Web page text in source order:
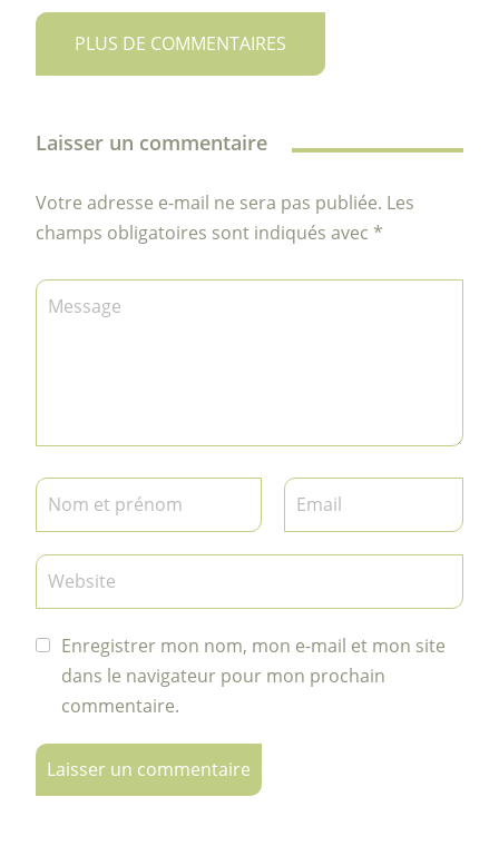
PLUS DE COMMENTAIRES
Laisser un commentaire
Votre adresse e-mail ne sera pas publiée. Les
champs obligatoires sont indiqués avec *
Enregistrer mon nom, mon e-mail et mon site
dans le navigateur pour mon prochain
commentaire.